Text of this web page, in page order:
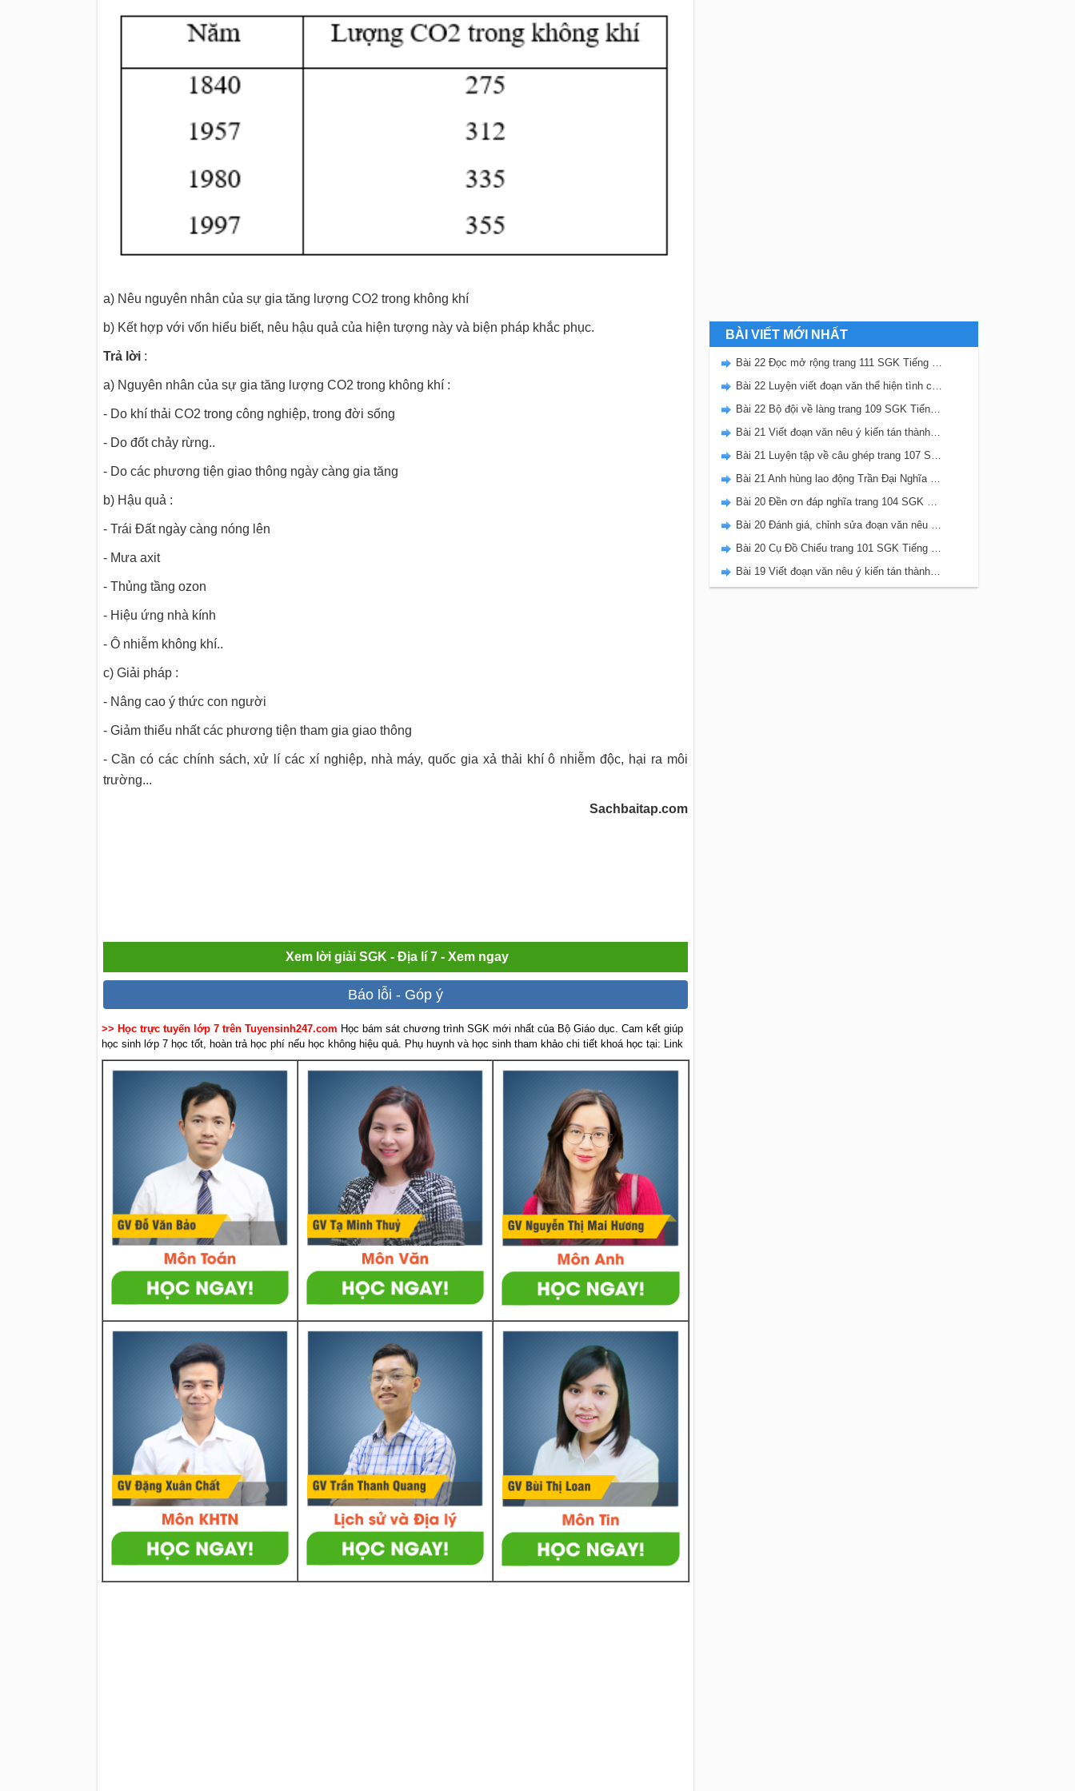
a) Nêu nguyên nhân của sự gia tăng lượng CO2 trong không khí
b) Kết hợp với vốn hiểu biết, nêu hậu quả của hiện tượng này và biện pháp khắc phục.
Trả lời:
a) Nguyên nhân của sự gia tăng lượng CO2 trong không khí :
- Do khí thải CO2 trong công nghiệp, trong đời sống
- Do đốt chảy rừng..
- Do các phương tiện giao thông ngày càng gia tăng
b) Hậu quả :
- Trái Đất ngày càng nóng lên
- Mưa axit
- Thủng tầng ozon
- Hiệu ứng nhà kính
- Ô nhiễm không khí..
c) Giải pháp :
- Nâng cao ý thức con người
- Giảm thiểu nhất các phương tiện tham gia giao thông
- Cần có các chính sách, xử lí các xí nghiệp, nhà máy, quốc gia xả thải khí ô nhiễm độc, hại ra môi
trường...
Sachbaitap.com
Xem lời giải SGK - Địa lí 7 - Xem ngay
Báo lỗi - Góp ý
>> Học trực tuyến lớp 7 trên Tuyensinh247.com Học bám sát chương trình SGK mới nhất của Bộ Giáo dục. Cam kết giúp
học sinh lớp 7 học tốt, hoàn trả học phí nếu học không hiệu quả. Phụ huynh và học sinh tham khảo chi tiết khoá học tại: Link
BÀI VIẾT MỚI NHẤT
Bài 22 Đọc mở rộng trang 111 SGK Tiếng Việt 5 Kết nối tri thức tập 2
Bài 22 Luyện viết đoạn văn thể hiện tình cảm, cảm xúc về một sự việc trang 111 SGK Tiếng Việt 5 Kết nối tri thức tập 2
Bài 22 Bộ đội về làng trang 109 SGK Tiếng Việt 5 Kết nối tri thức tập 2
Bài 21 Viết đoạn văn nêu ý kiến tán thành một sự việc, hiện tượng (Bài viết số 2) trang 108 SGK Tiếng Việt 5 Kết nối tri thức tập 2
Bài 21 Luyện tập về câu ghép trang 107 SGK Tiếng Việt 5 Kết nối tri thức tập 2
Bài 21 Anh hùng lao động Trần Đại Nghĩa trang 106 SGK Tiếng Việt 5 Kết nối tri thức tập 2
Bài 20 Đền ơn đáp nghĩa trang 104 SGK Tiếng Việt 5 Kết nối tri thức tập 2
Bài 20 Đánh giá, chỉnh sửa đoạn văn nêu ý kiến tán thành một sự vật, hiện tượng trang 103 SGK Tiếng Việt 5 Kết nối tri thức tập 2
Bài 20 Cụ Đồ Chiểu trang 101 SGK Tiếng Việt 5 Kết nối tri thức tập 2
Bài 19 Viết đoạn văn nêu ý kiến tán thành một sự việc, hiện tượng (Bài viết số 1) trang 100 SGK Tiếng Việt 5 Kết nối tri thức tập 2